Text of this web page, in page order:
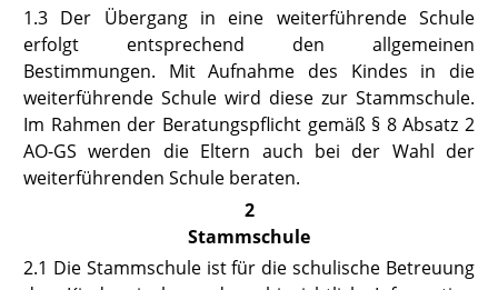
1.3 Der Übergang in eine weiterführende Schule
erfolgt entsprechend den allgemeinen
Bestimmungen. Mit Aufnahme des Kindes in die
weiterführende Schule wird diese zur Stammschule.
Im Rahmen der Beratungspflicht gemäß § 8 Absatz 2
AO-GS werden die Eltern auch bei der Wahl der
weiterführenden Schule beraten.
2
Stammschule
2.1 Die Stammschule ist für die schulische Betreuung